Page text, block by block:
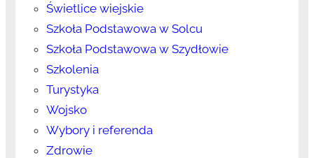
Świetlice wiejskie
Szkoła Podstawowa w Solcu
Szkoła Podstawowa w Szydłowie
Szkolenia
Turystyka
Wojsko
Wybory i referenda
Zdrowie